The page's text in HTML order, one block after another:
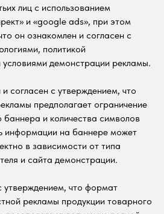
лиц с использованием
и «google ads», при этом
он ознакомлен и согласен с
политикой
условиями демонстрации рекламы.
согласен с утверждением, что
предполагает ограничение
и количества символов
информации на баннере может
в зависимости от типа
и сайта демонстрации.
утверждением, что формат
рекламы продукции товарного